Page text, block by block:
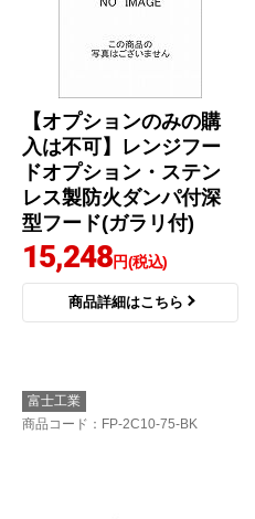
【オプションのみの購
入は不可】レンジフー
ドオプション・ステン
レス製防火ダンパ付深
型フード(ガラリ付)
15,248円(税込)
商品詳細はこちら
富士工業
商品コード ：FP-2C10-75-BK